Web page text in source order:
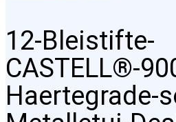
12-Bleistifte-
CASTELL®-
Haertegrade-